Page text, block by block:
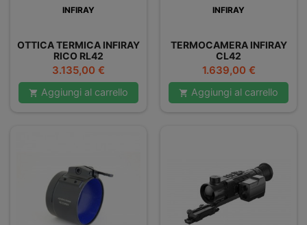
INFIRAY
OTTICA TERMICA INFIRAY
RICO RL42
Prezzo
3.135,00 €
 Aggiungi al carrello
INFIRAY
TERMOCAMERA INFIRAY
CL42
Prezzo
1.639,00 €
 Aggiungi al carrello